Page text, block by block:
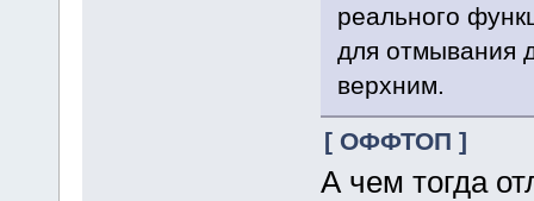
реального
для отмывания
верхним.
[ ОФФТОП ]
А чем тогда